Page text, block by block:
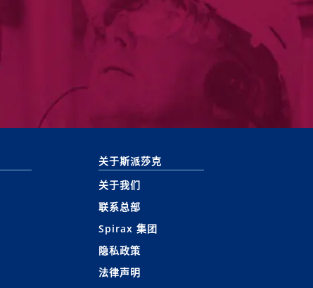
关于斯派莎克
关于我们
联系总部
Spirax 集团
隐私政策
法律声明